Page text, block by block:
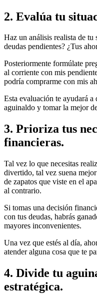
2. Evalúa tu
Haz un análisis realista de
deudas pendientes? ¿Tus
Posteriormente formúlate
al corriente con mis
podría comprarme con mis
Esta evaluación te ayudará
aguinaldo y tomar la mejor
3. Prioriza tus
financieras.
Tal vez lo que necesitas
divertido, tal vez suena
de zapatos que viste en el
al contrario.
Si tomas una decisión
con tus deudas, habrás
mayores inconvenientes.
Una vez que estés al día,
atender alguna cosa que te
4. Divide tu
estratégica.